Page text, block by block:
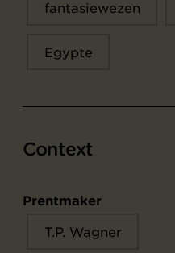
fantasiewezen
Egypte
Context
Prentmaker
T.P. Wagner